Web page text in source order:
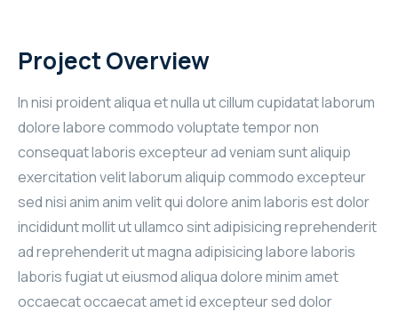
Project Overview
In nisi proident aliqua et nulla ut cillum cupidatat laborum
dolore labore commodo voluptate tempor non
consequat laboris excepteur ad veniam sunt aliquip
exercitation velit laborum aliquip commodo excepteur
sed nisi anim anim velit qui dolore anim laboris est dolor
incididunt mollit ut ullamco sint adipisicing reprehenderit
ad reprehenderit ut magna adipisicing labore laboris
laboris fugiat ut eiusmod aliqua dolore minim amet
occaecat occaecat amet id excepteur sed dolor